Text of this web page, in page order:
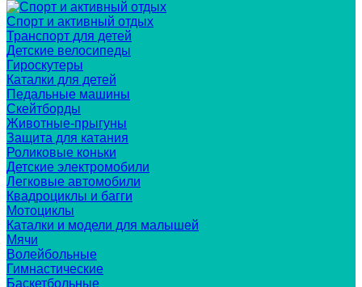
Спорт и активный отдых
Транспорт для детей
Детские велосипеды
Гироскутеры
Каталки для детей
Педальные машины
Скейтборды
Животные-прыгуны
Защита для катания
Роликовые коньки
Детские электромобили
Легковые автомобили
Квадроциклы и багги
Мотоциклы
Каталки и модели для малышей
Мячи
Волейбольные
Гимнастические
Баскетбольные